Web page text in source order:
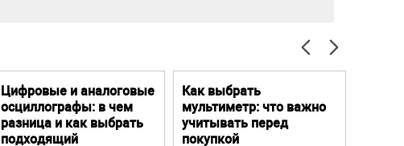
Цифровые и аналоговые
осциллографы: в чем
разница и как выбрать
подходящий
Как выбрать
мультиметр: что важно
учитывать перед
покупкой